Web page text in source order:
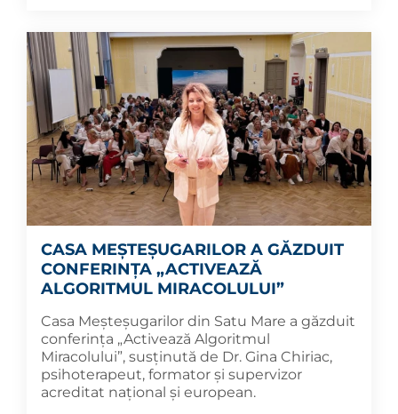
CASA MEȘTEȘUGARILOR A GĂZDUIT
CONFERINȚA „ACTIVEAZĂ
ALGORITMUL MIRACOLULUI”
Casa Meșteșugarilor din Satu Mare a găzduit
conferința „Activează Algoritmul
Miracolului”, susținută de Dr. Gina Chiriac,
psihoterapeut, formator și supervizor
acreditat național și european.